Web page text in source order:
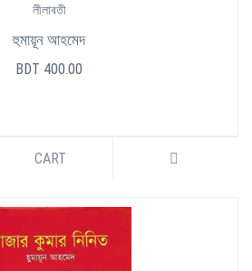
লীলাবতী
হুমায়ূন আহমেদ
BDT 400.00
CART